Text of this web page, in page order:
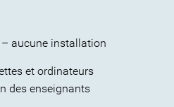
aucune installation
et ordinateurs
des enseignants